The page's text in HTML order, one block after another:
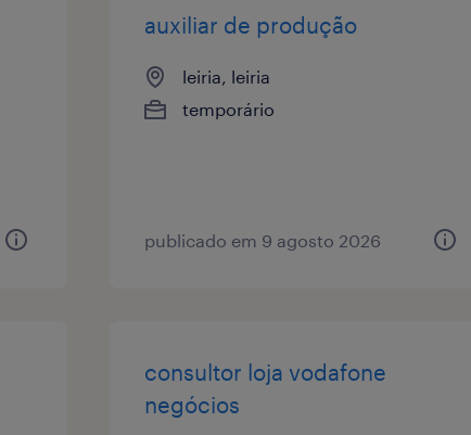
auxiliar de produção
leiria, leiria
temporário
publicado em 9 agosto 2026
consultor loja vodafone
negócios